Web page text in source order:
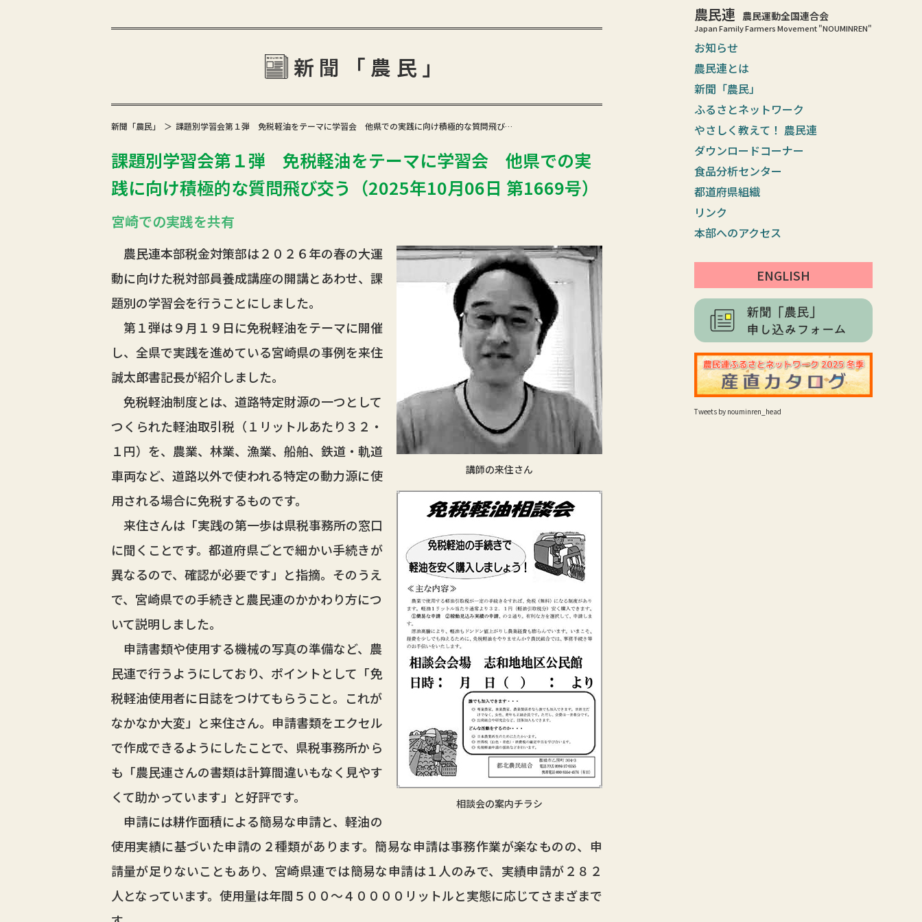
農民連 農民運動全国連合会
Japan Family Farmers Movement "NOUMINREN"
お知らせ
農民連とは
新聞「農民」
ふるさとネットワーク
やさしく教えて！ 農民連
ダウンロードコーナー
食品分析センター
都道府県組織
リンク
本部へのアクセス
ENGLISH
Tweets by nouminren_head
新聞「農民」
新聞「農民」 課題別学習会第１弾 免税軽油をテーマに学習会 他県での実践に向け積極的な質問飛び…
課題別学習会第１弾 免税軽油をテーマに学習会 他県での実
践に向け積極的な質問飛び交う（2025年10月06日 第1669号）
宮崎での実践を共有
講師の来住さん
相談会の案内チラシ
農民連本部税金対策部は２０２６年の春の大運
動に向けた税対部員養成講座の開講とあわせ、課
題別の学習会を行うことにしました。
第１弾は９月１９日に免税軽油をテーマに開催
し、全県で実践を進めている宮崎県の事例を来住
誠太郎書記長が紹介しました。
免税軽油制度とは、道路特定財源の一つとして
つくられた軽油取引税（１リットルあたり３２・
１円）を、農業、林業、漁業、船舶、鉄道・軌道
車両など、道路以外で使われる特定の動力源に使
用される場合に免税するものです。
来住さんは「実践の第一歩は県税事務所の窓口
に聞くことです。都道府県ごとで細かい手続きが
異なるので、確認が必要です」と指摘。そのうえ
で、宮崎県での手続きと農民連のかかわり方につ
いて説明しました。
申請書類や使用する機械の写真の準備など、農
民連で行うようにしており、ポイントとして「免
税軽油使用者に日誌をつけてもらうこと。これが
なかなか大変」と来住さん。申請書類をエクセル
で作成できるようにしたことで、県税事務所から
も「農民連さんの書類は計算間違いもなく見やす
くて助かっています」と好評です。
申請には耕作面積による簡易な申請と、軽油の
使用実績に基づいた申請の２種類があります。簡易な申請は事務作業が楽なものの、申
請量が足りないこともあり、宮崎県連では簡易な申請は１人のみで、実績申請が２８２
人となっています。使用量は年間５００～４００００リットルと実態に応じてさまざまで